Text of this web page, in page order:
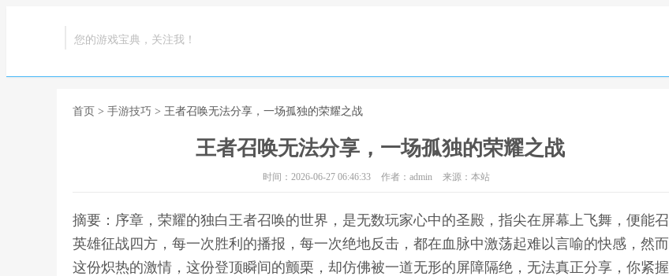
您的游戏宝典，关注我！
首页 > 手游技巧 > 王者召唤无法分享，一场孤独的荣耀之战
王者召唤无法分享，一场孤独的荣耀之战
时间：2026-06-27 06:46:33 作者：admin 来源：本站
摘要：序章，荣耀的独白王者召唤的世界，是无数玩家心中的圣殿，指尖在屏幕上飞舞，便能
英雄征战四方，每一次胜利的播报，每一次绝地反击，都在血脉中激荡起难以言喻的快感，然而
这份炽热的激情，这份登顶瞬间的颤栗，却仿佛被一道无形的屏障隔绝，无法真正分享，你紧